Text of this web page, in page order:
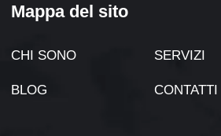
Mappa del sito
CHI SONO SERVIZI
BLOG CONTATTI